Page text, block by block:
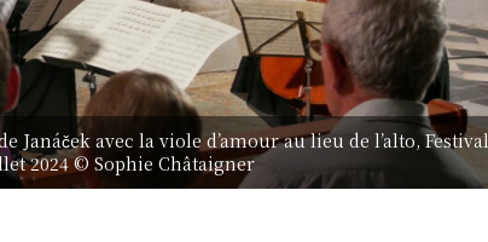
avec la viole d’amour au lieu de l’alto, Festival
2024 © Sophie Châtaigner